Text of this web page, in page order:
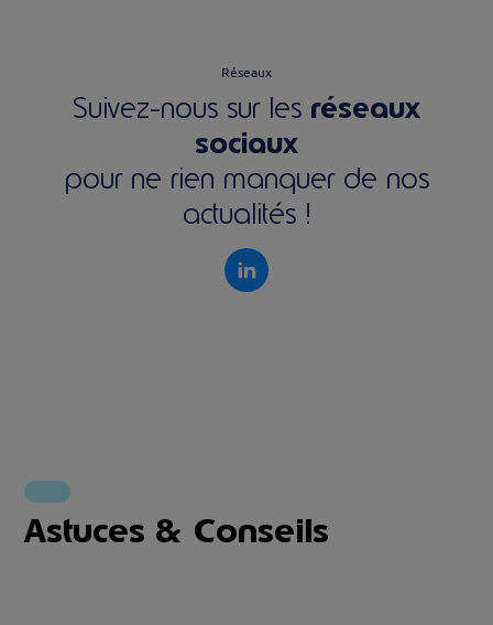
Réseaux
Suivez-nous sur les réseaux
sociaux
pour ne rien manquer de nos
actualités !
Astuces & Conseils